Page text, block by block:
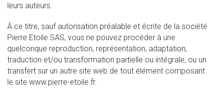
leurs auteurs.
À ce titre, sauf autorisation préalable et écrite de la société
Pierre Etoile SAS, vous ne pouvez procéder à une
quelconque reproduction, représentation, adaptation,
traduction et/ou transformation partielle ou intégrale, ou un
transfert sur un autre site web de tout élément composant
le site www.pierre-etoile.fr.